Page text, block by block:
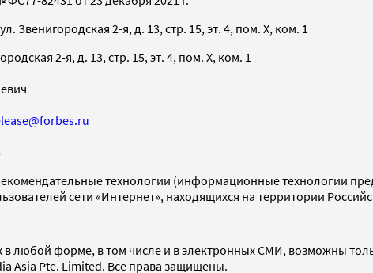
Звенигородская 2-я, д. 13, стр. 15, эт. 4, пом. X, ком. 1
2-я, д. 13, стр. 15, эт. 4, пом. X, ком. 1
технологии (информационные технологии
сети «Интернет», находящихся на территории
в любой форме, в том числе и в электронных СМИ, возможны
Asia Pte. Limited. Все права защищены.